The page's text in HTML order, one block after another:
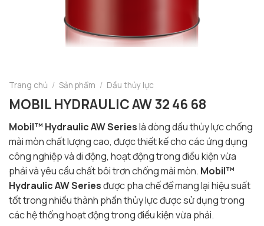
Trang chủ / Sản phẩm / Dầu thủy lực
MOBIL HYDRAULIC AW 32 46 68
Mobil™ Hydraulic AW Serieslà dòng dầu thủy lực chống
mài mòn chất lượng cao, được thiết kế cho các ứng dụng
công nghiệp và di động, hoạt động trong điều kiện vừa
phải và yêu cầu chất bôi trơn chống mài mòn. Mobil™
Hydraulic AW Seriesđược pha chế để mang lại hiệu suất
tốt trong nhiều thành phần thủy lực được sử dụng trong
các hệ thống hoạt động trong điều kiện vừa phải.